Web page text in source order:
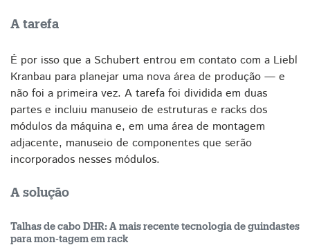
A tarefa
É por isso que a Schubert entrou em contato com a Liebl
Kranbau para planejar uma nova área de produção — e
não foi a primeira vez. A tarefa foi dividida em duas
partes e incluiu manuseio de estruturas e racks dos
módulos da máquina e, em uma área de montagem
adjacente, manuseio de componentes que serão
incorporados nesses módulos.
A solução
Talhas de cabo DHR: A mais recente tecnologia de guindastes
para mon-tagem em rack